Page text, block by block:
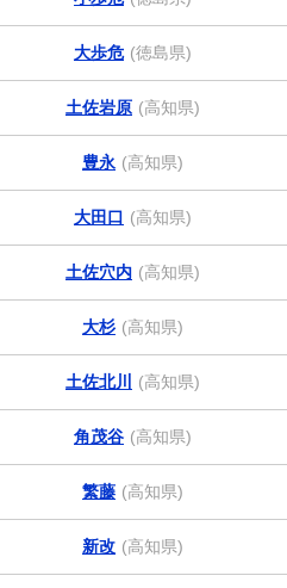
大歩危 (徳島県)
土佐岩原 (高知県)
豊永 (高知県)
大田口 (高知県)
土佐穴内 (高知県)
大杉 (高知県)
土佐北川 (高知県)
角茂谷 (高知県)
繁藤 (高知県)
新改 (高知県)